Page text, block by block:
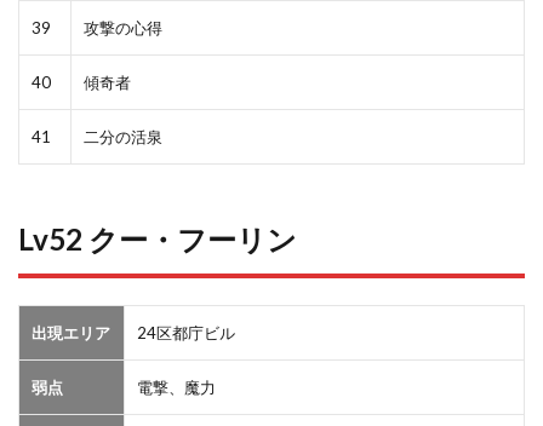
39 攻撃の心得
40 傾奇者
41 二分の活泉
Lv52 クー・フーリン
出現エリア 24区都庁ビル
弱点 電撃、魔力